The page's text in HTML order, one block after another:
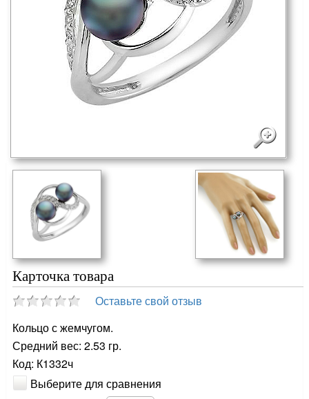
Карточка товара
Оставьте свой отзыв
Кольцо с жемчугом.
Средний вес: 2.53 гр.
Код: К1332ч
Выберите для сравнения